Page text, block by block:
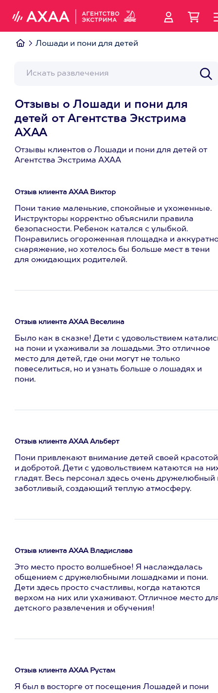
Лошади и пони для детей
Отзывы о Лошади и пони для
детей от Агентства Экстрима
АХАА
Отзывы клиентов о Лошади и пони для детей от
Агентства Экстрима АХАА
Отзыв клиента АХАА Виктор
Пони такие маленькие, спокойные и ухоженные.
Инструкторы корректно объяснили правила
безопасности. Ребенок катался с улыбкой.
Понравились огороженная площадка и
снаряжение, но хотелось бы больше мест в тени
для ожидающих родителей.
Отзыв клиента АХАА Веселина
Было как в сказке! Дети с удовольствием
на пони и ухаживали за лошадьми. Это отличное
место для детей, где они могут не только
повеселиться, но и узнать больше о лошадях и
пони.
Отзыв клиента АХАА Альберт
Пони привлекают внимание детей своей красотой
и добротой. Дети с удовольствием катаются на
гладят. Весь персонал здесь очень дружелюбный
заботливый, создающий теплую атмосферу.
Отзыв клиента АХАА Владислава
Это место просто волшебное! Я наслаждалась
общением с дружелюбными лошадками и пони.
Дети здесь просто счастливы, когда катаются
верхом на них или ухаживают. Отличное место
детского развлечения и обучения!
Отзыв клиента АХАА Рустам
Я был в восторге от посещения Лошадей и пони